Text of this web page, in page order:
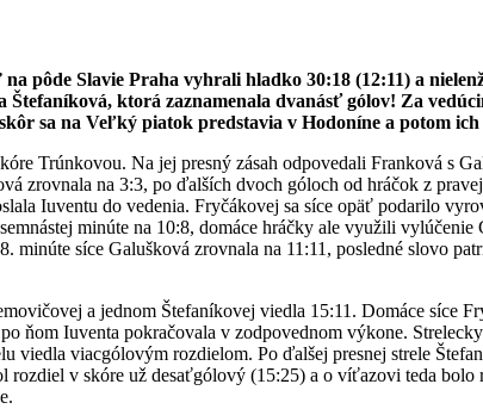
pôde Slavie Praha vyhrali hladko 30:18 (12:11) a
ktorá zaznamenala dvanásť gólov! Za
sa na Veľký piatok predstavia v Hodoníne a potom
Trúnkovou. Na jej presný zásah odpovedali Franková s
zrovnala na 3:3, po ďalších dvoch góloch od hráčok z
Iuventu do vedenia. Fryčákovej sa síce opäť podarilo
minúte na 10:8, domáce hráčky ale využili
síce Galušková zrovnala na 11:11, posledné slovo
a jednom Štefaníkovej viedla 15:11. Domáce síce
ňom Iuventa pokračovala v zodpovednom výkone.
viacgólovým rozdielom. Po ďalšej presnej strele
rozdiel v skóre už desaťgólový (15:25) a o víťazovi teda